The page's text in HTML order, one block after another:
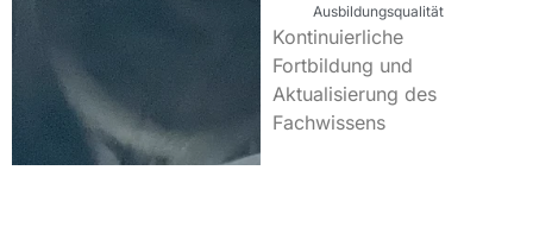
Ausbildungsqualität
Kontinuierliche
Fortbildung und
Aktualisierung des
Fachwissens